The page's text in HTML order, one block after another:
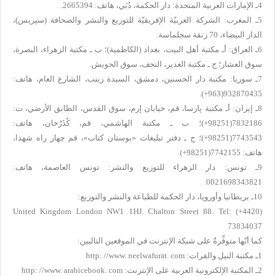
4ـ الإمارات العربية المتحدة: دار الحكمة، دُبَي، هاتف: 2665394.
5ـ المغرب: الشركة العربيّة الإفريقيّة للتوزيع والنشر والصحافة (سپريس)،
الدار البيضاء، 70 زنقة سجلماسة.
6ـ العراق: أـ مكتبة أهل البيت، بغداد (الكاظمية)؛ ب ـ مكتبة الزهراء، البصرة،
سوق العشار؛ ج ـ مكتبة الغدير، النجف، سوق الحويش.
7ـ سوريا: مكتبة دار الحسنين، دمشق، السيدة زينب، الشارع العام، هاتف:
932870435(963+).
8ـ إيران: أـ مكتبة پارسا، قم، خيابان إرم، سوق القدس، الطابق الأرضي، ت:
7832186(98251+)؛ ب ـ مكتبة الهاشمي، قم، كُذَرْخان، هاتف:
7743543(98251+)؛ ج ـ دفتر تبليغات «بوستان كتاب»، قم چهار راه شهدا،
هاتف: 7742155(98251+).
9ـ تونس: دار الزهراء للتوزيع والنشر: تونس العاصمة، هاتف:
0021698343821.
10ـ بريطانيا وأوروپا، دار الحكمة للطباعة والنشر والتوزيع:
United Kingdom London NW1 1HJ. Chalton Street 88. Tel: (+4420)
73834037
كما أنّها متوفِّرةٌ على شبكة الإنترنت في الموقعين التاليين:
1ـ مكتبة النيل والفرات:
http: //www. neelwafurat. com
2ـ المكتبة الإلكترونية العربية على الإنترنت:
http: //www. arabicebook. com